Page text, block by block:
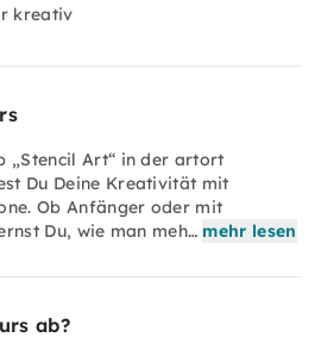
kreativ
„Stencil Art“ in der artort
Du Deine Kreativität mit
Ob Anfänger oder mit
Du, wie man meh… mehr lesen
ab?